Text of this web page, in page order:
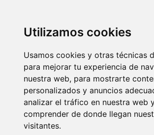
Utilizamos cookies
Usamos cookies y otras técnicas
para mejorar tu experiencia de
nuestra web, para mostrarte
personalizados y anuncios
analizar el tráfico en nuestra web
comprender de donde llegan
visitantes.